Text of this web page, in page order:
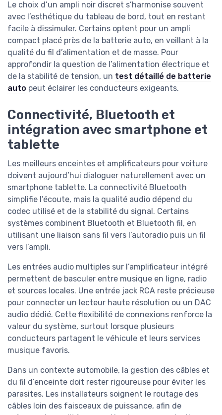
Le choix d’un ampli noir discret s’harmonise souvent
avec l’esthétique du tableau de bord, tout en restant
facile à dissimuler. Certains optent pour un ampli
compact placé près de la batterie auto, en veillant à la
qualité du fil d’alimentation et de masse. Pour
approfondir la question de l’alimentation électrique et
de la stabilité de tension, un test détaillé de batterie
auto peut éclairer les conducteurs exigeants.
Connectivité, Bluetooth et
intégration avec smartphone et
tablette
Les meilleurs enceintes et amplificateurs pour voiture
doivent aujourd’hui dialoguer naturellement avec un
smartphone tablette. La connectivité Bluetooth
simplifie l’écoute, mais la qualité audio dépend du
codec utilisé et de la stabilité du signal. Certains
systèmes combinent Bluetooth et Bluetooth fil, en
utilisant une liaison sans fil vers l’autoradio puis un fil
vers l’ampli.
Les entrées audio multiples sur l’amplificateur intégré
permettent de basculer entre musique en ligne, radio
et sources locales. Une entrée jack RCA reste précieuse
pour connecter un lecteur haute résolution ou un DAC
audio dédié. Cette flexibilité de connexions renforce la
valeur du système, surtout lorsque plusieurs
conducteurs partagent le véhicule et leurs services
musique favoris.
Dans un contexte automobile, la gestion des câbles et
du fil d’enceinte doit rester rigoureuse pour éviter les
parasites. Les installateurs soignent le routage des
câbles loin des faisceaux de puissance, afin de